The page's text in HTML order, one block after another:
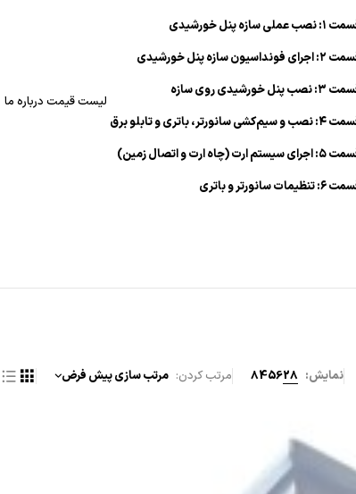
عملی سازه پنل خورشیدی
فونداسیون سازه پنل خورشیدی
پنل خورشیدی روی سازه
سانورتر، باتری و تابلو برق
سیستم ارت (چاه ارت و اتصال زمین)
سانورتر و باتری
لیست قیمتدرباره ما
نمایش: 28
56
84 مرتب کردن مرتب سازی پیش فرض